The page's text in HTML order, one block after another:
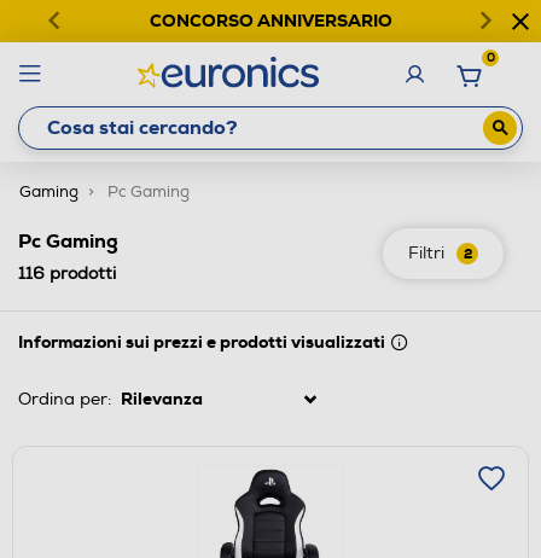
CONCORSO ANNIVERSARIO
0
Gaming Pc Gaming
Filtri 2
Pc Gaming
116 prodotti
Informazioni sui prezzi e prodotti visualizzati
Ordina per: